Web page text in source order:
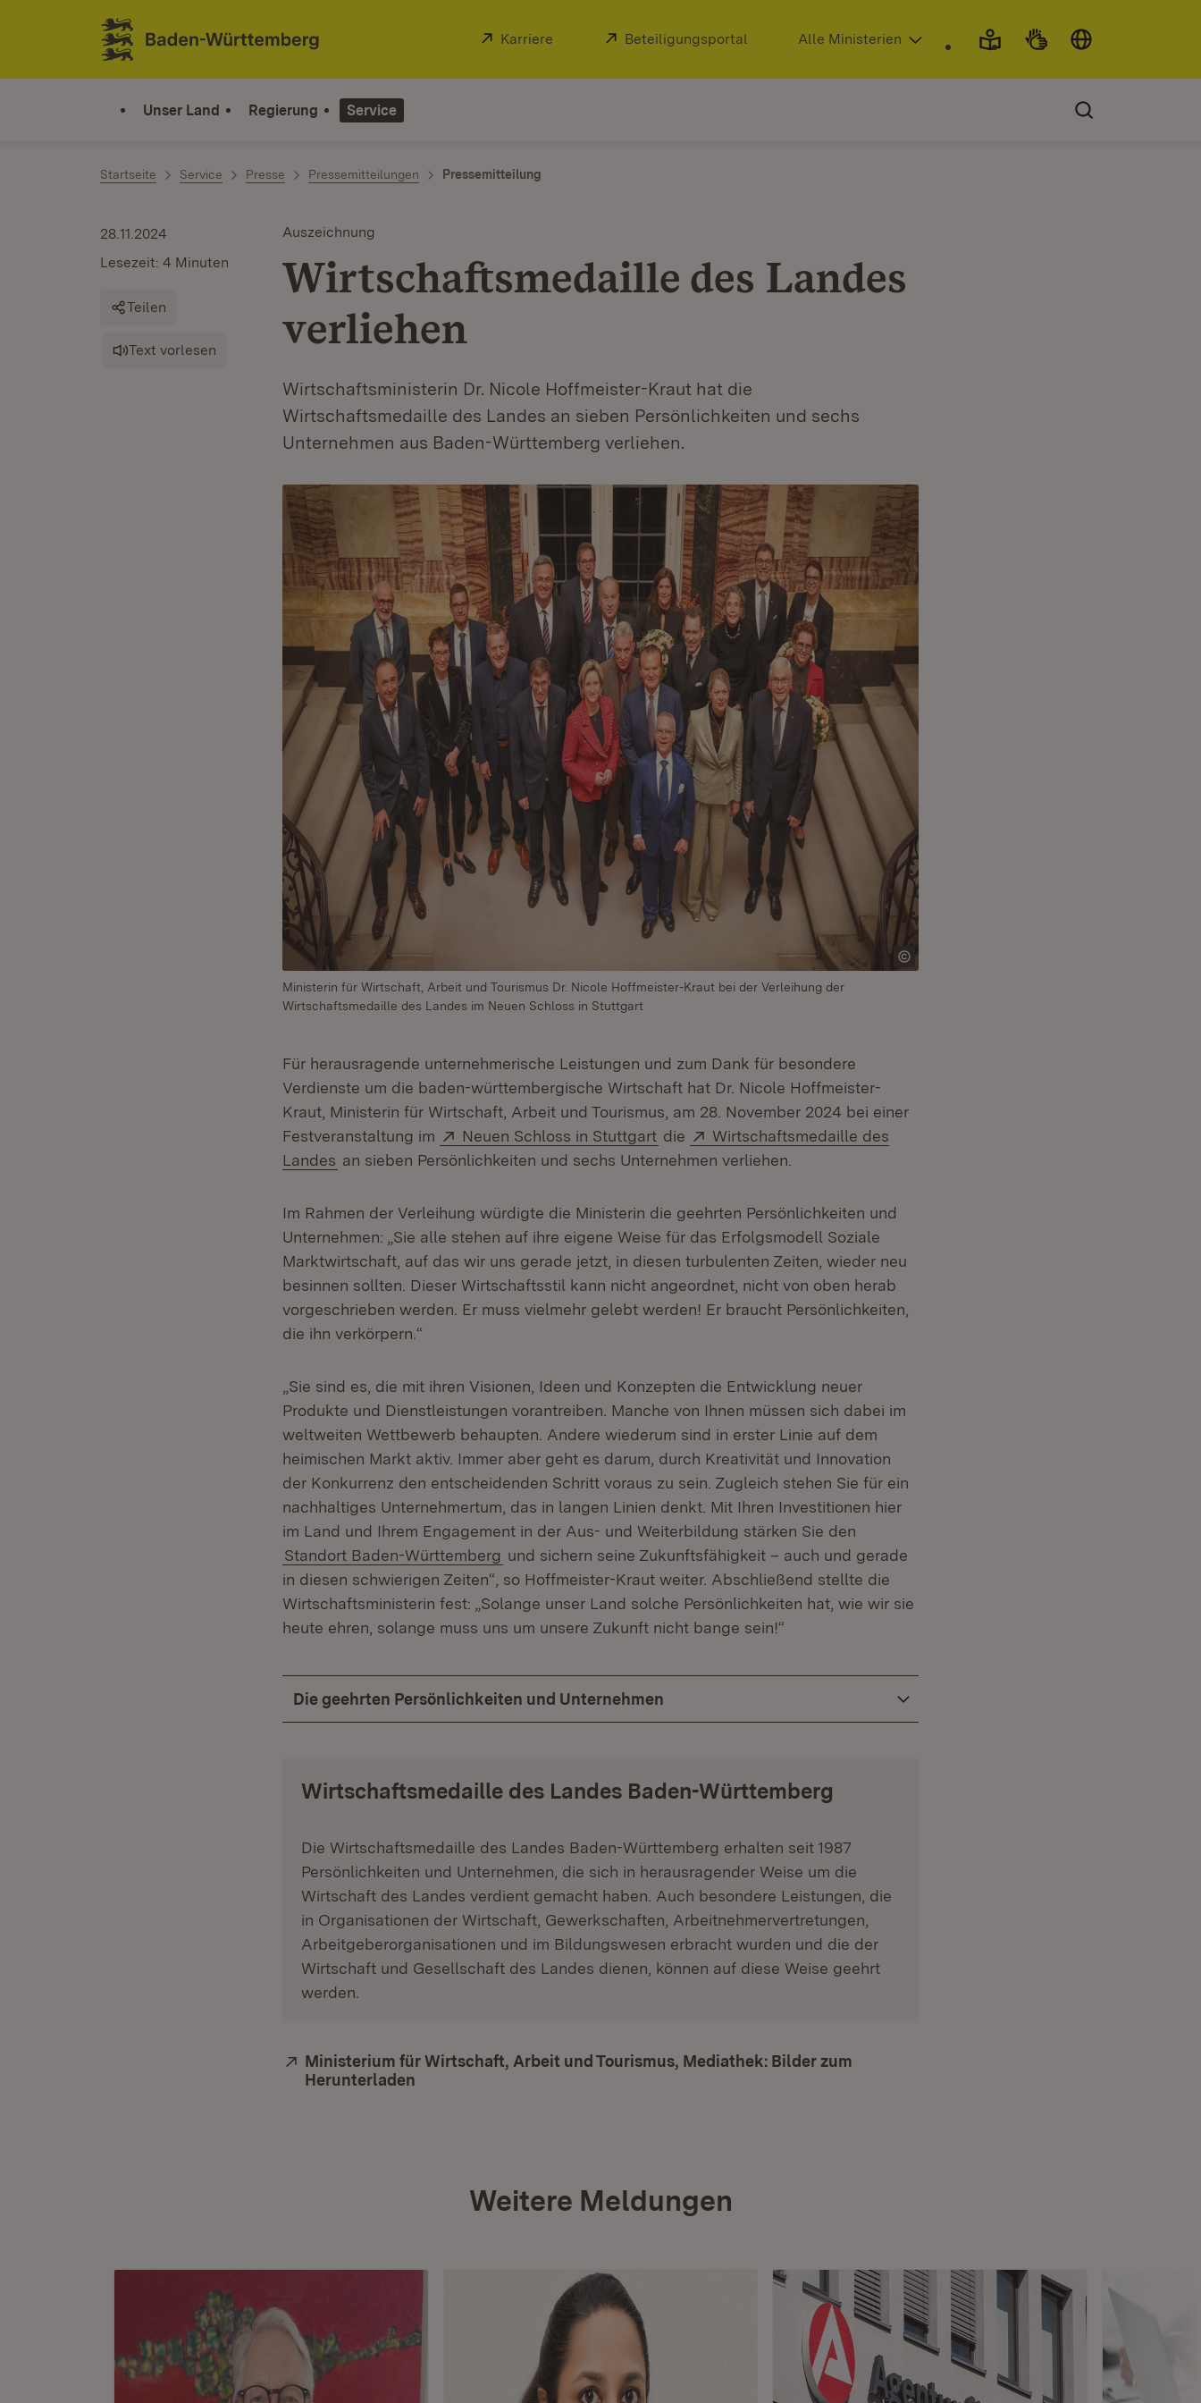
Zum Inhalt springen
Link zur Startseite
Extern:
Karriere (Öffnet in neuem Fenster)
Extern:
Beteiligungsportal (Öffnet in neuem Fenster)
Alle Ministerien
Unser Land Regierung Service
Startseite Service Presse Pressemitteilungen Pressemitteilung
Auszeichnung
Wirtschaftsmedaille des Landes
verliehen
Wirtschaftsministerin Dr. Nicole Hoffmeister-Kraut hat die
Wirtschaftsmedaille des Landes an sieben Persönlichkeiten und sechs
Unternehmen aus Baden-Württemberg verliehen.
28.11.2024
Lesezeit: 4 Minuten
Teilen
Text vorlesen
Ministerin für Wirtschaft, Arbeit und Tourismus Dr. Nicole Hoffmeister-Kraut bei der Verleihung der
Wirtschaftsmedaille des Landes im Neuen Schloss in Stuttgart
Für herausragende unternehmerische Leistungen und zum Dank für besondere
Verdienste um die baden-württembergische Wirtschaft hat Dr. Nicole Hoffmeister-
Kraut, Ministerin für Wirtschaft, Arbeit und Tourismus, am 28. November 2024 bei einer
Festveranstaltung im
Extern:
Neuen Schloss in Stuttgart (Öffnet in neuem Fenster)
die Extern:
Wirtschaftsmedaille des
Landes (Öffnet in neuem Fenster)
an sieben Persönlichkeiten und sechs Unternehmen verliehen.
Im Rahmen der Verleihung würdigte die Ministerin die geehrten Persönlichkeiten und
Unternehmen: „Sie alle stehen auf ihre eigene Weise für das Erfolgsmodell Soziale
Marktwirtschaft, auf das wir uns gerade jetzt, in diesen turbulenten Zeiten, wieder neu
besinnen sollten. Dieser Wirtschaftsstil kann nicht angeordnet, nicht von oben herab
vorgeschrieben werden. Er muss vielmehr gelebt werden! Er braucht Persönlichkeiten,
die ihn verkörpern.“
„Sie sind es, die mit ihren Visionen, Ideen und Konzepten die Entwicklung neuer
Produkte und Dienstleistungen vorantreiben. Manche von Ihnen müssen sich dabei im
weltweiten Wettbewerb behaupten. Andere wiederum sind in erster Linie auf dem
heimischen Markt aktiv. Immer aber geht es darum, durch Kreativität und Innovation
der Konkurrenz den entscheidenden Schritt voraus zu sein. Zugleich stehen Sie für ein
nachhaltiges Unternehmertum, das in langen Linien denkt. Mit Ihren Investitionen hier
im Land und Ihrem Engagement in der Aus- und Weiterbildung stärken Sie den
Standort Baden-Württemberg und sichern seine Zukunftsfähigkeit – auch und gerade
in diesen schwierigen Zeiten“, so Hoffmeister-Kraut weiter. Abschließend stellte die
Wirtschaftsministerin fest: „Solange unser Land solche Persönlichkeiten hat, wie wir sie
heute ehren, solange muss uns um unsere Zukunft nicht bange sein!“
Die geehrten Persönlichkeiten und Unternehmen
Wirtschaftsmedaille des Landes Baden-Württemberg
Die Wirtschaftsmedaille des Landes Baden-Württemberg erhalten seit 1987
Persönlichkeiten und Unternehmen, die sich in herausragender Weise um die
Wirtschaft des Landes verdient gemacht haben. Auch besondere Leistungen, die
in Organisationen der Wirtschaft, Gewerkschaften, Arbeitnehmervertretungen,
Arbeitgeberorganisationen und im Bildungswesen erbracht wurden und die der
Wirtschaft und Gesellschaft des Landes dienen, können auf diese Weise geehrt
werden.
Extern:
Ministerium für Wirtschaft, Arbeit und Tourismus, Mediathek: Bilder zum
Herunterladen
Weitere Meldungen